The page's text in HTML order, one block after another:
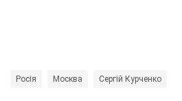
Росія Москва Сергій Курченко